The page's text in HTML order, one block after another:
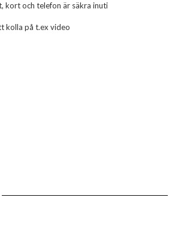
kort och telefon är säkra inuti
kolla på t.ex video